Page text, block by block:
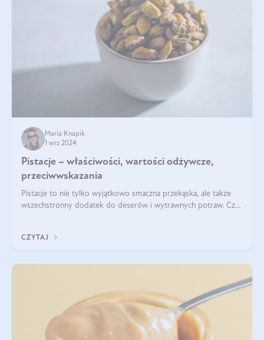
Maria Knapik
1 wrz 2024
Pistacje – właściwości, wartości odżywcze,
przeciwwskazania
Pistacje to nie tylko wyjątkowo smaczna przekąska, ale także
wszechstronny dodatek do deserów i wytrawnych potraw. Czy
CZYTAJ